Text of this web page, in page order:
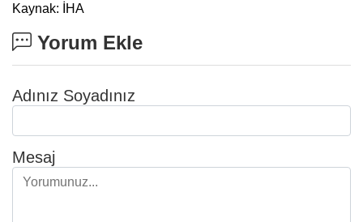
Kaynak: İHA
Yorum Ekle
Adınız Soyadınız
Mesaj